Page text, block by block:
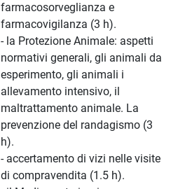
farmacosorveglianza e
farmacovigilanza (3 h).
- la Protezione Animale: aspetti
normativi generali, gli animali da
esperimento, gli animali i
allevamento intensivo, il
maltrattamento animale. La
prevenzione del randagismo (3
h).
- accertamento di vizi nelle visite
di compravendita (1.5 h).